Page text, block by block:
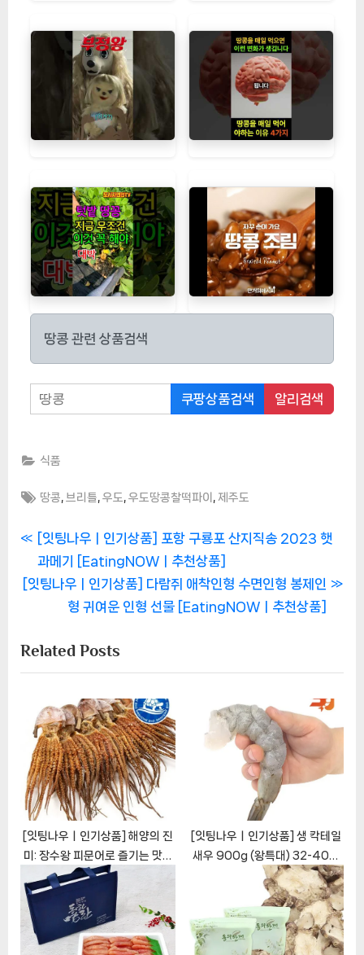
땅콩 관련 상품검색
쿠팡상품검색 알리검색
식품
Tags:
땅콩 브리틀 ,우도 ,우도땅콩찰떡파이 제주도
글
탐
P
r
e
o
u
P
o
s
t
:
[잇팅나우ㅣ인기상품] 포항 구룡포 산지직송 2023 햇
과메기 [EatingNOWㅣ추천상품]
N
t
P
[잇팅나우ㅣ인기상품] 다람쥐 애착인형 수면인형 봉제인
형 귀여운 인형 선물 [EatingNOWㅣ추천상품]
Related Posts
[잇팅나우ㅣ인기상품] 해양의 진
미: 장수왕 피문어로 즐기는 맛의
향연 [EatingNOWㅣ추천상품]
[잇팅나우ㅣ인기상품] 생 칵테일
새우 900g (왕특대) 32-40미
깐새우 감바스용 [EatingNOW
ㅣ추천상품]